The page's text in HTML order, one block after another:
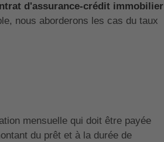
d'assurance-crédit immobilier
nous aborderons les cas du taux
mensuelle qui doit être payée
du prêt et à la durée de